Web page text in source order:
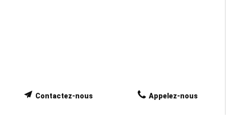
Appelez-nous
Contactez-nous